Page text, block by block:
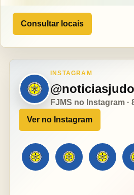
Consultar locais
INSTAGRAM
FJMS no Instagram
Ver no Instagram